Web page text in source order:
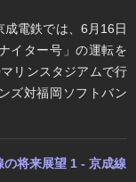
電鉄では、6月16日
イター号」の運転を
リンスタジアムで行
ズ対福岡ソフトバン
将来展望 1 - 京成線